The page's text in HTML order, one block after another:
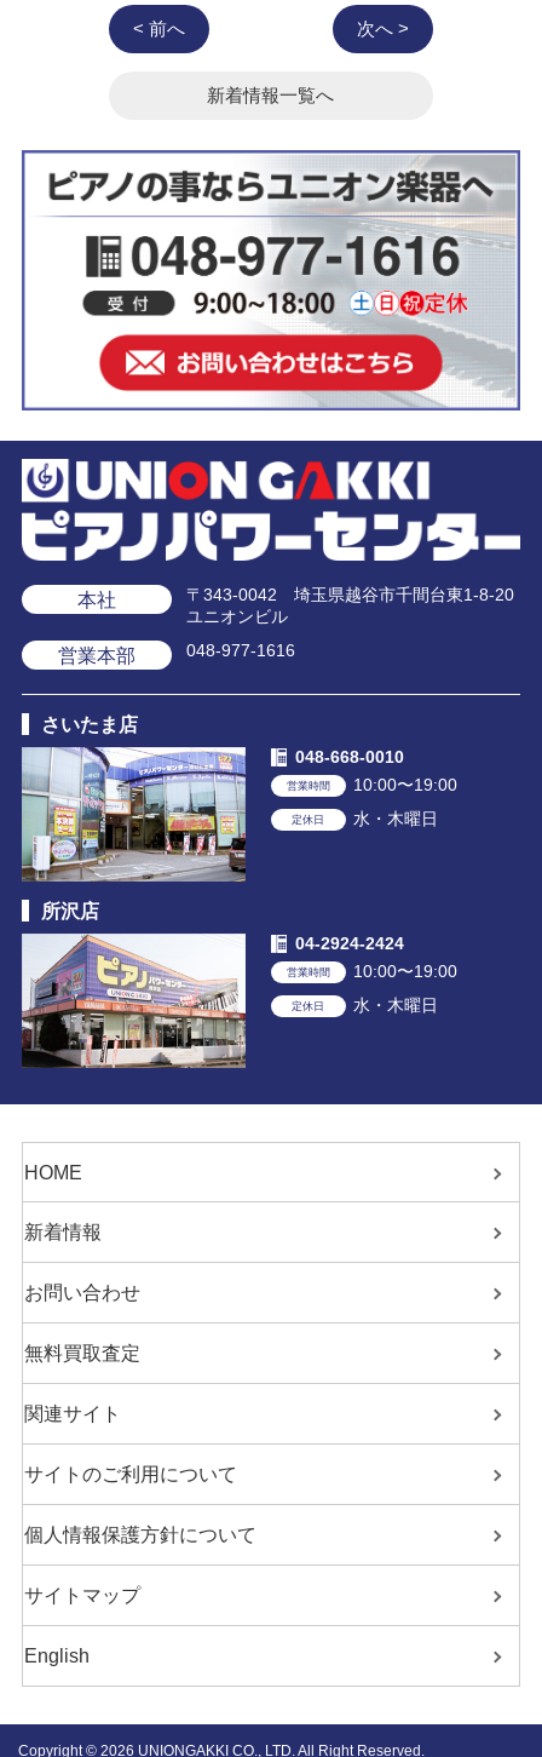
< 前へ 次へ >
新着情報一覧へ
本社
〒343-0042 埼玉県越谷市千間台東1-8-20
ユニオンビル
営業本部 048-977-1616
さいたま店
048-668-0010
営業時間 10:00〜19:00
定休日 水・木曜日
所沢店
04-2924-2424
営業時間 10:00〜19:00
定休日 水・木曜日
HOME
新着情報
お問い合わせ
無料買取査定
関連サイト
サイトのご利用について
個人情報保護方針について
サイトマップ
English
Copyright © 2026 UNIONGAKKI CO., LTD. All Right Reserved.